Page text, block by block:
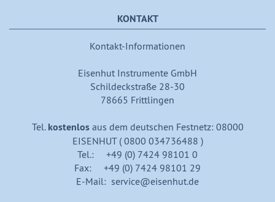
KONTAKT
Kontakt-Informationen
Eisenhut Instrumente GmbH
Schildeckstraße 28-30
78665 Frittlingen
Tel. kostenlosaus dem deutschen Festnetz: 08000
EISENHUT ( 0800 034736488 )
Tel.: +49 (0) 7424 98101 0
Fax: +49 (0) 7424 98101 29
E-Mail: service@eisenhut.de